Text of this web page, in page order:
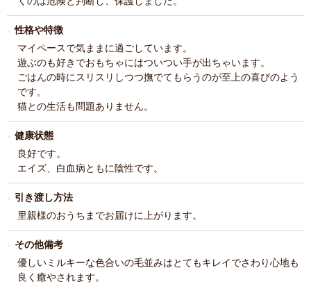
性格や特徴
マイペースで気ままに過ごしています。
遊ぶのも好きでおもちゃにはついつい手が出ちゃいます。
ごはんの時にスリスリしつつ撫でてもらうのが至上の喜びのよう
です。
猫との生活も問題ありません。
健康状態
良好です。
エイズ、白血病ともに陰性です。
引き渡し方法
里親様のおうちまでお届けに上がります。
その他備考
優しいミルキーな色合いの毛並みはとてもキレイでさわり心地も
良く癒やされます。